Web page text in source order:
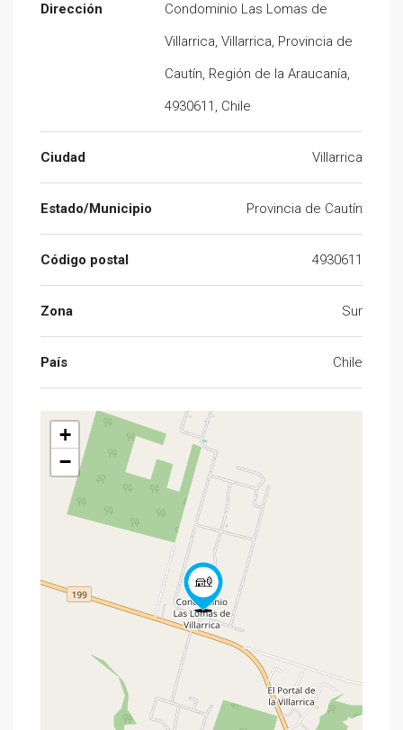
Dirección
Condominio Las Lomas de
Villarrica, Villarrica, Provincia de
Cautín, Región de la Araucanía,
4930611, Chile
Ciudad Villarrica
Estado/Municipio Provincia de Cautín
Código postal 4930611
Zona Sur
País Chile
+
−